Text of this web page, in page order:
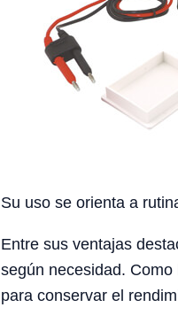
Su uso se orienta a
Entre sus ventajas
según necesidad.
para conservar el